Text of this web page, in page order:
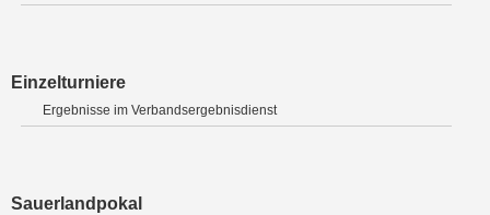
Einzelturniere
Ergebnisse im Verbandsergebnisdienst
Sauerlandpokal